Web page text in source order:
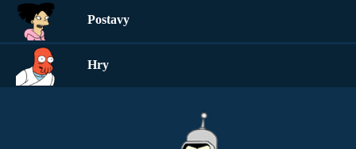
Postavy
Hry